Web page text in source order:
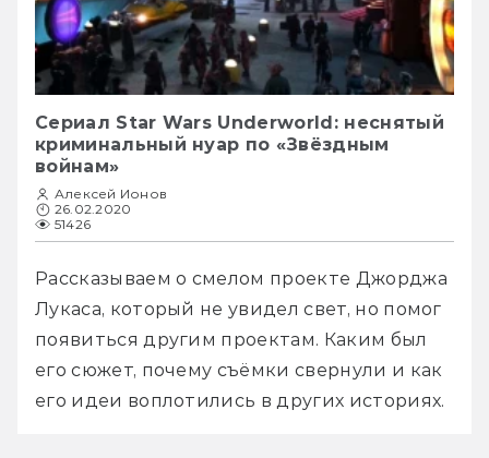
Сериал Star Wars Underworld: неснятый
криминальный нуар по «Звёздным
войнам»
Алексей Ионов
26.02.2020
51426
Рассказываем о смелом проекте Джорджа
Лукаса, который не увидел свет, но помог
появиться другим проектам. Каким был
его сюжет, почему съёмки свернули и как
его идеи воплотились в других историях.